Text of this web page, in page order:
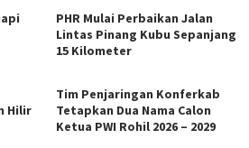
PHR Mulai Perbaikan Jalan
Lintas Pinang Kubu Sepanjang
15 Kilometer
Hilir
Tim Penjaringan Konferkab
Tetapkan Dua Nama Calon
Ketua PWI Rohil 2026 – 2029